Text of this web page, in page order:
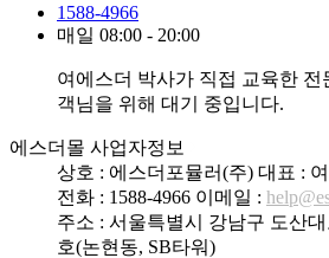
1588-4966
매일 08:00 - 20:00
여에스더 박사가 직접 교육한 전
객님을 위해 대기 중입니다.
에스더몰 사업자정보
상호 : 에스더포뮬러(주) 대표 :
전화 : 1588-4966 이메일 :
주소 : 서울특별시 강남구 도산
호(논현동, SB타워)